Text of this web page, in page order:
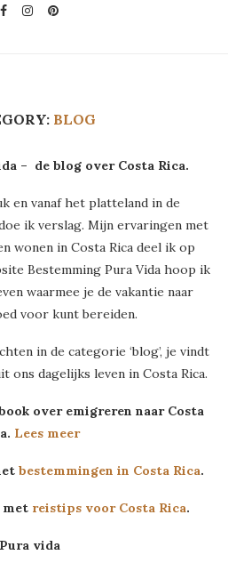
BLOG
– de blog over Costa Rica.
en vanaf het platteland in de
ik verslag. Mijn ervaringen met
wonen in Costa Rica deel ik op
Bestemming Pura Vida hoop ik
waarmee je de vakantie naar
voor kunt bereiden.
in de categorie ‘blog’, je vindt
ons dagelijks leven in Costa Rica.
over emigreren naar Costa
Lees meer
bestemmingen in Costa Rica.
met reistips voor Costa Rica.
Pura vida